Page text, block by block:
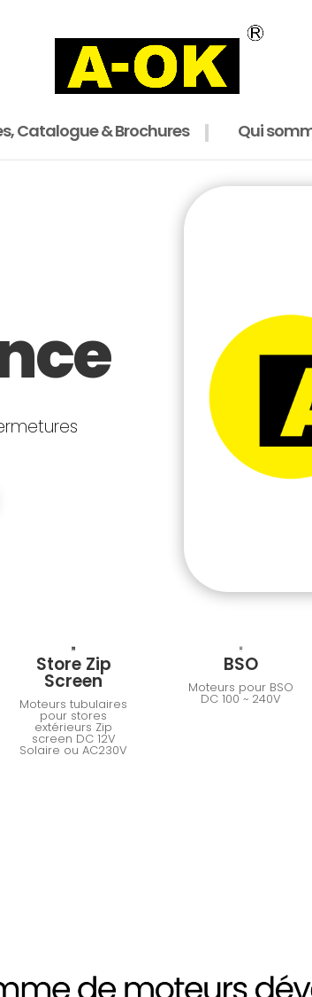
Catalogue & Brochures Qui
Store Zip
Screen
Moteurs tubulaires
pour stores
extérieurs Zip
screen DC 12V
Solaire ou AC230V
BSO
Moteurs pour BSO
DC 100 ~ 240V